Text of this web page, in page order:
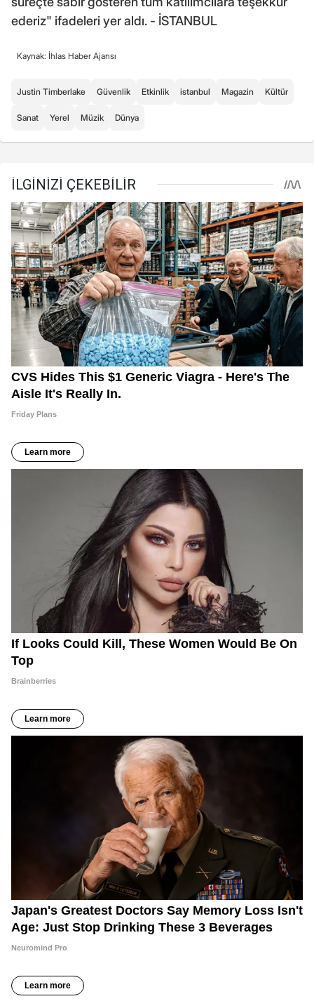
ederiz" ifadeleri yer aldı. - İSTANBUL
Kaynak: İhlas Haber Ajansı
Justin Timberlake Güvenlik Etkinlik istanbul Magazin Kültür
Sanat Yerel Müzik Dünya